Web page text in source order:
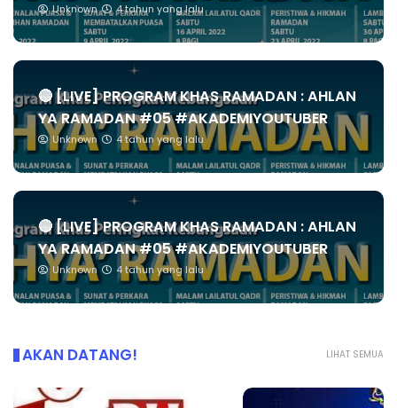
Unknown 4 tahun yang lalu
🔴 [LIVE] PROGRAM KHAS RAMADAN : AHLAN
YA RAMADAN #05 #AKADEMIYOUTUBER
Unknown 4 tahun yang lalu
🔴 [LIVE] PROGRAM KHAS RAMADAN : AHLAN
YA RAMADAN #05 #AKADEMIYOUTUBER
Unknown 4 tahun yang lalu
LIHAT SEMUA
AKAN DATANG!